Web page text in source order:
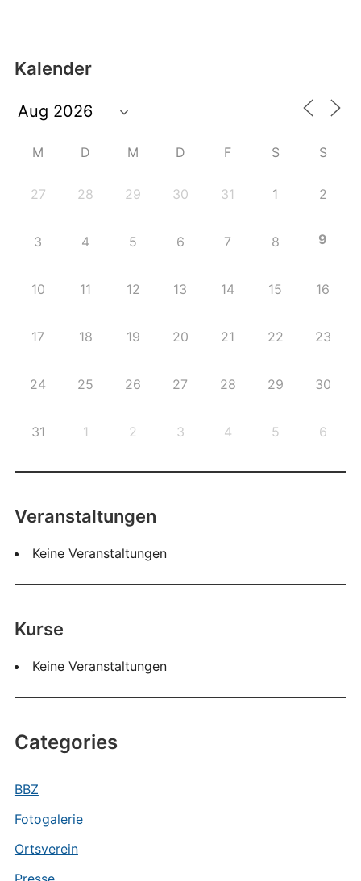
Kalender
M D M D F S S
27 28 29 30 31 1 2
3 4 5 6 7 8 9
10 11 12 13 14 15 16
17 18 19 20 21 22 23
24 25 26 27 28 29 30
31 1 2 3 4 5 6
Veranstaltungen
Keine Veranstaltungen
Kurse
Keine Veranstaltungen
Categories
BBZ
Fotogalerie
Ortsverein